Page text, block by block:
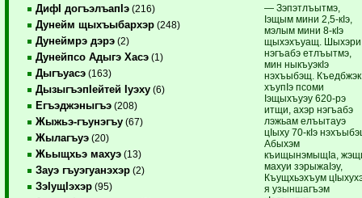
ДифI догъэлъапIэ (216)
Дунейм щыхъыбархэр (248)
Дунеймрэ дэрэ (2)
Дунейпсо Адыгэ Хасэ (1)
Дыгъуасэ (163)
ДызыгъэпIейтей Iуэху (6)
Егъэджэныгъэ (208)
Жыжьэ-гъунэгъу (67)
Жылагъуэ (20)
Жьыщхьэ махуэ (13)
Зауэ гъуэгуанэхэр (2)
ЗэIущIэхэр (95)
— Зэпэтлъытмэ,
Iэщым мини 2,5-кIэ,
мэлым мини 8-кIэ
щыхэхъуащ.
нэгъабэ етлъытмэ,
мин ныкъуэкIэ
нэхъыбэщ.
хъупIэ псоми
Iэщыхъуэу 620-рэ
итщи, ахэр нэгъабэ
лэжьам елъытауэ
цIыху 70-кIэ
Абыхэм
къищынэмыщIа,
махуи зэрыжаIэу,
Къущхьэхъум
я узыншагъэм